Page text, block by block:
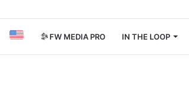
FW MEDIA PRO IN THE LOOP